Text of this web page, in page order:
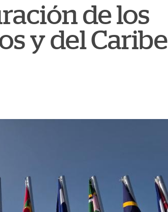
de los
y del Caribe